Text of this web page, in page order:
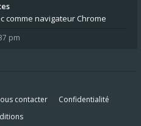
comme navigateur Chrome
pm
contacter
Confidentialité